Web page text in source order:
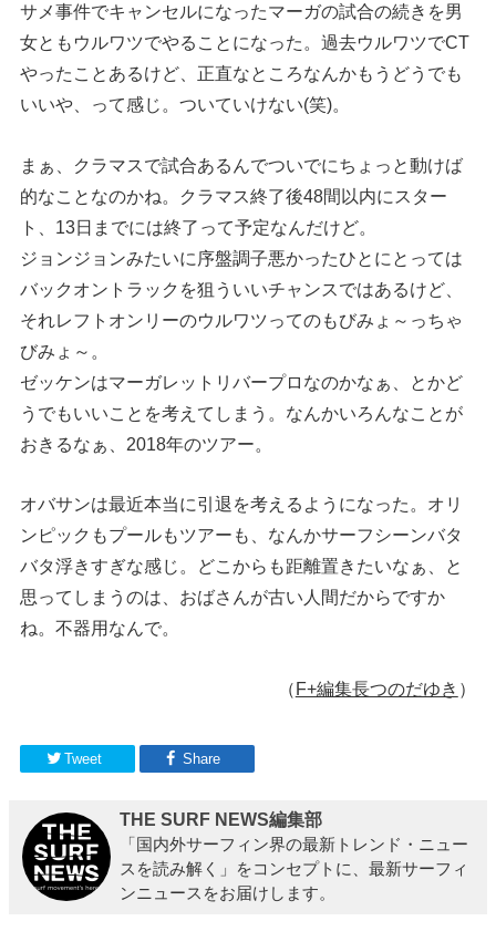
サメ事件でキャンセルになったマーガの試合の続きを男
女ともウルワツでやることになった。過去ウルワツでCT
やったことあるけど、正直なところなんかもうどうでも
いいや、って感じ。ついていけない(笑)。
まぁ、クラマスで試合あるんでついでにちょっと動けば
的なことなのかね。クラマス終了後48間以内にスター
ト、13日までには終了って予定なんだけど。
ジョンジョンみたいに序盤調子悪かったひとにとっては
バックオントラックを狙ういいチャンスではあるけど、
それレフトオンリーのウルワツってのもびみょ～っちゃ
びみょ～。
ゼッケンはマーガレットリバープロなのかなぁ、とかど
うでもいいことを考えてしまう。なんかいろんなことが
おきるなぁ、2018年のツアー。
オバサンは最近本当に引退を考えるようになった。オリ
ンピックもプールもツアーも、なんかサーフシーンバタ
バタ浮きすぎな感じ。どこからも距離置きたいなぁ、と
思ってしまうのは、おばさんが古い人間だからですか
ね。不器用なんで。
（F+編集長つのだゆき ）
Tweet Share
THE SURF NEWS編集部
「国内外サーフィン界の最新トレンド・ニュー
スを読み解く」をコンセプトに、最新サーフィ
ンニュースをお届けします。